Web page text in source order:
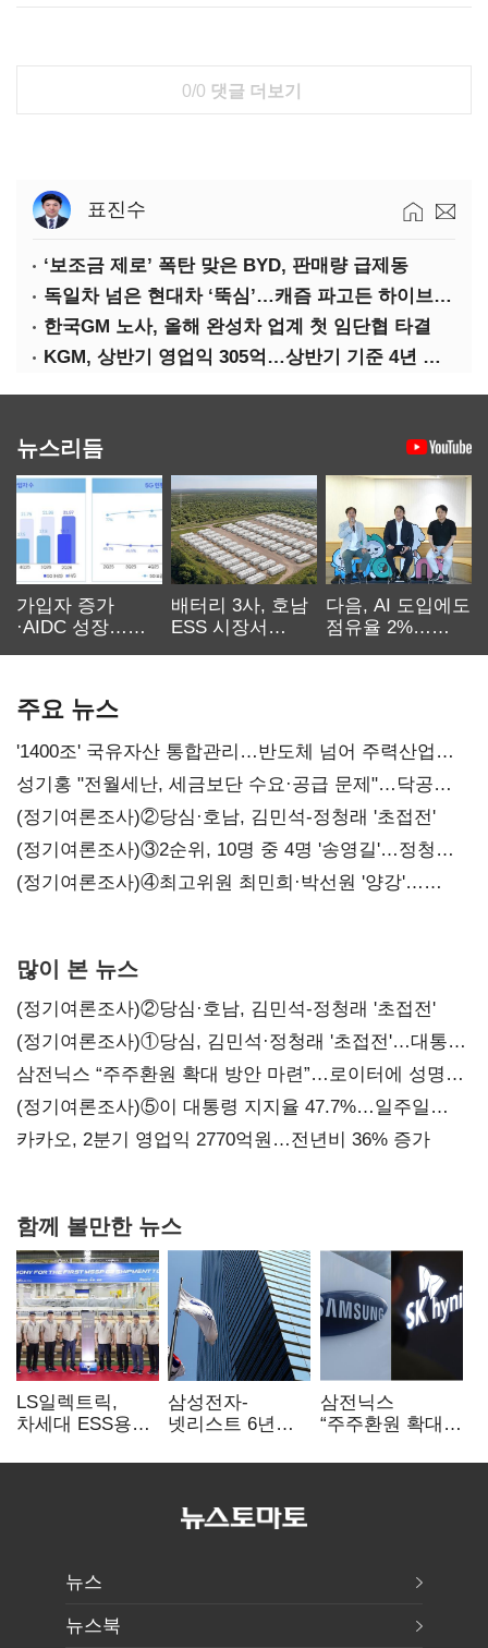
0/0 댓글 더보기
표진수
‘보조금 제로’ 폭탄 맞은 BYD, 판매량 급제동
독일차 넘은 현대차 ‘뚝심’…캐즘 파고든 하이브리드 역전극
한국GM 노사, 올해 완성차 업계 첫 임단협 타결
KGM, 상반기 영업익 305억…상반기 기준 4년 연속 흑자
뉴스리듬
가입자 증가
·AIDC 성장…
배터리 3사, 호남
ESS 시장서
다음, AI 도입에도
점유율 2%…
주요 뉴스
'1400조' 국유자산 통합관리…반도체 넘어 주력산업
구조혁신
성기홍 "전월세난, 세금보단 수요·공급 문제"…닥공
시사
(정기여론조사)②당심·호남, 김민석-정청래 '초접전'
(정기여론조사)③2순위, 10명 중 4명 '송영길'…정청래
'한 자릿수'
(정기여론조사)④최고위원 최민희·박선원 '양강'…
많이 본 뉴스
(정기여론조사)②당심·호남, 김민석-정청래 '초접전'
(정기여론조사)①당심, 김민석·정청래 '초접전'…대통령
지지도 '50% 아래로'(종합)
삼전닉스 “주주환원 확대 방안 마련”…로이터에 성명
보내
(정기여론조사)⑤이 대통령 지지율 47.7%…일주일
만에 다시 40%대
카카오, 2분기 영업익 2770억원…전년비 36% 증가
함께 볼만한 뉴스
LS일렉트릭,
차세대 ESS용
출하
삼성전자-
넷리스트 6년
기술 협력 확대
삼전닉스
“주주환원 확대
로이터에 성명
뉴스
뉴스북